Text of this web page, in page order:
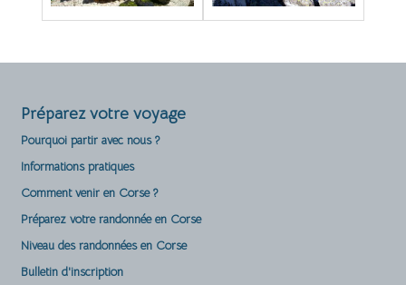
Préparez votre voyage
Pourquoi partir avec nous ?
Informations pratiques
Comment venir en Corse ?
Préparez votre randonnée en Corse
Niveau des randonnées en Corse
Bulletin d'inscription